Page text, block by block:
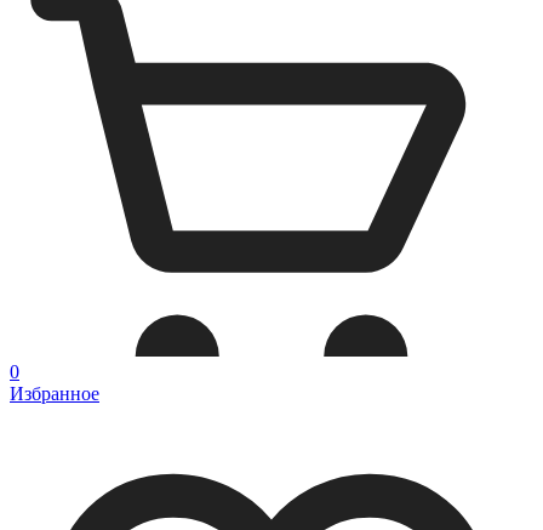
0
Избранное